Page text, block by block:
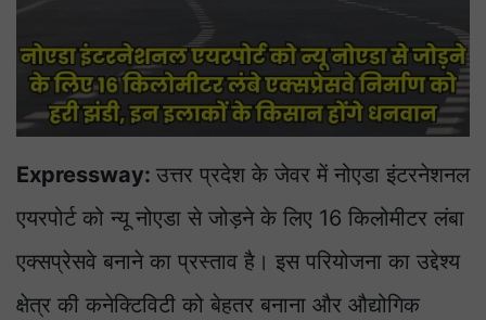
Expressway: उत्तर प्रदेश के जेवर में नोएडा इंटरनेशनल
एयरपोर्ट को न्यू नोएडा से जोड़ने के लिए 16 किलोमीटर लंबा
एक्सप्रेसवे बनाने का प्रस्ताव है। इस परियोजना का उद्देश्य
क्षेत्र की कनेक्टिविटी को बेहतर बनाना और औद्योगिक